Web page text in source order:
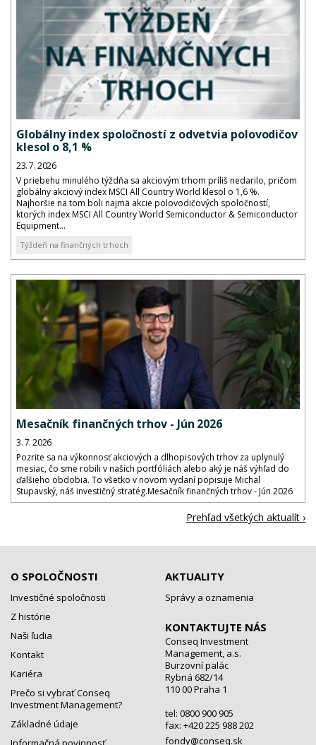
Globálny index spoločností z odvetvia polovodičov
klesol o 8,1 %
23. 7. 2026
V priebehu minulého týždňa sa akciovým trhom príliš nedarilo, pričom
globálny akciový index MSCI All Country World klesol o 1,6 %.
Najhoršie na tom boli najmä akcie polovodičových spoločností,
ktorých index MSCI All Country World Semiconductor & Semiconductor
Equipment...
Týždeň na finančných trhoch
Mesačník finančných trhov - Jún 2026
3. 7. 2026
Pozrite sa na výkonnosť akciových a dlhopisových trhov za uplynulý
mesiac, čo sme robili v našich portfóliách alebo aký je náš výhľad do
ďalšieho obdobia. To všetko v novom vydaní popisuje Michal
Stupavský, náš investičný stratég.Mesačník finančných trhov - Jún 2026
Prehľad všetkých aktualít ›
O SPOLOČNOSTI
Investičné spoločnosti
Z histórie
Naši ľudia
Kontakt
Kariéra
Prečo si vybrať Conseq
Investment Management?
Základné údaje
AKTUALITY
Správy a oznamenia
KONTAKTUJTE NÁS
Conseq Investment
Management, a.s.
Burzovní palác
Rybná 682/14
110 00 Praha 1
tel: 0800 900 905
fax: +420 225 988 202
fondy@conseq.sk